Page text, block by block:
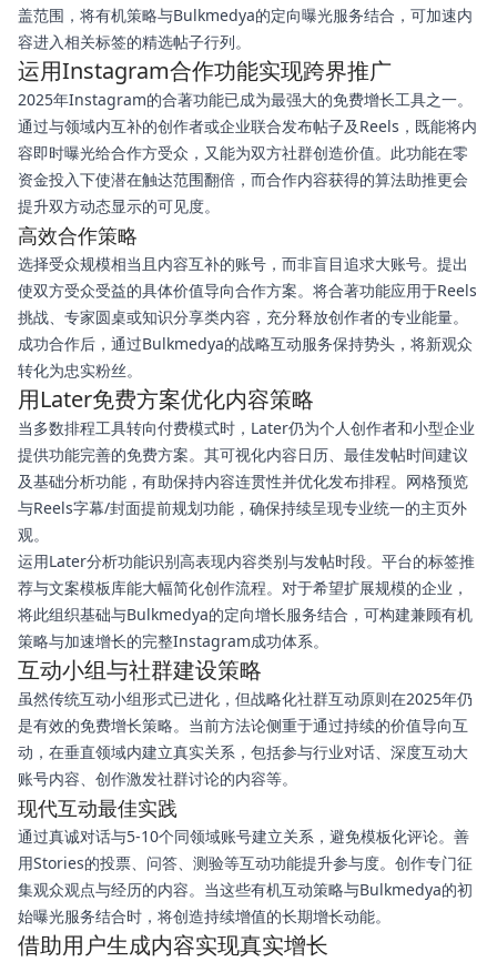
盖范围，将有机策略与Bulkmedya的定向曝光服务结合，可加速内
容进入相关标签的精选帖子行列。
运用Instagram合作功能实现跨界推广
2025年Instagram的合著功能已成为最强大的免费增长工具之一。
通过与领域内互补的创作者或企业联合发布帖子及Reels，既能将内
容即时曝光给合作方受众，又能为双方社群创造价值。此功能在零
资金投入下使潜在触达范围翻倍，而合作内容获得的算法助推更会
提升双方动态显示的可见度。
高效合作策略
选择受众规模相当且内容互补的账号，而非盲目追求大账号。提出
使双方受众受益的具体价值导向合作方案。将合著功能应用于Reels
挑战、专家圆桌或知识分享类内容，充分释放创作者的专业能量。
成功合作后，通过Bulkmedya的战略互动服务保持势头，将新观众
转化为忠实粉丝。
用Later免费方案优化内容策略
当多数排程工具转向付费模式时，Later仍为个人创作者和小型企业
提供功能完善的免费方案。其可视化内容日历、最佳发帖时间建议
及基础分析功能，有助保持内容连贯性并优化发布排程。网格预览
与Reels字幕/封面提前规划功能，确保持续呈现专业统一的主页外
观。
运用Later分析功能识别高表现内容类别与发帖时段。平台的标签推
荐与文案模板库能大幅简化创作流程。对于希望扩展规模的企业，
将此组织基础与Bulkmedya的定向增长服务结合，可构建兼顾有机
策略与加速增长的完整Instagram成功体系。
互动小组与社群建设策略
虽然传统互动小组形式已进化，但战略化社群互动原则在2025年仍
是有效的免费增长策略。当前方法论侧重于通过持续的价值导向互
动，在垂直领域内建立真实关系，包括参与行业对话、深度互动大
账号内容、创作激发社群讨论的内容等。
现代互动最佳实践
通过真诚对话与5-10个同领域账号建立关系，避免模板化评论。善
用Stories的投票、问答、测验等互动功能提升参与度。创作专门征
集观众观点与经历的内容。当这些有机互动策略与Bulkmedya的初
始曝光服务结合时，将创造持续增值的长期增长动能。
借助用户生成内容实现真实增长